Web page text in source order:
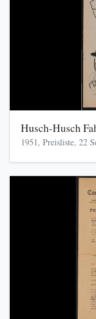
Husch-Husch
1951, Preisliste, 22